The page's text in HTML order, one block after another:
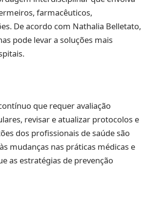
farmacêuticos,
De acordo com Nathalia Belletato,
pode levar a soluções mais
que requer avaliação
revisar e atualizar protocolos e
dos profissionais de saúde são
mudanças nas práticas médicas e
as estratégias de prevenção